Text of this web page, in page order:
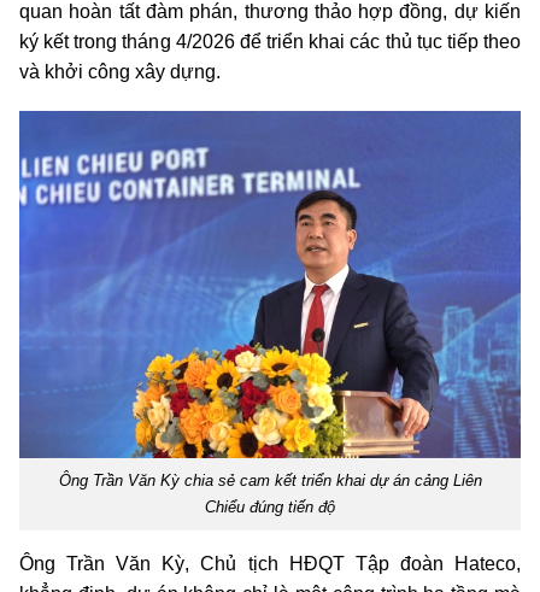
quan hoàn tất đàm phán, thương thảo hợp đồng, dự kiến
ký kết trong tháng 4/2026 để triển khai các thủ tục tiếp theo
và khởi công xây dựng.
Ông Trần Văn Kỳ chia sẻ cam kết triển khai dự án cảng Liên
Chiểu đúng tiến độ
Ông Trần Văn Kỳ, Chủ tịch HĐQT Tập đoàn Hateco,